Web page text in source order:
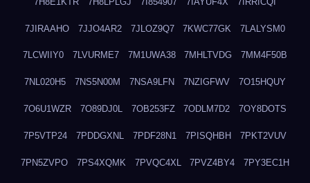
7JIRAAHO 7JJO4AR2 7JLOZ9Q7 7KWC77GK 7LALYSM0
7LCWIIY0 7LVURME7 7M1UWA38 7MHLTVDG 7MM4F50B
7NL020H5 7NS5N00M 7NSA9LFN 7NZIGFWV 7O15HQUY
7O6U1WZR 7O89DJ0L 7OB253FZ 7ODLM7D2 7OY8DOTS
7P5VTP24 7PDDGXNL 7PDF28N1 7PISQHBH 7PKT2VUV
7PN5ZVPO 7PS4XQMK 7PVQC4XL 7PVZ4BY4 7PY3EC1H